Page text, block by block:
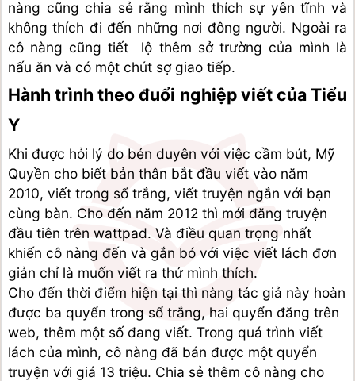
nàng cũng chia sẻ rằng mình thích sự yên tĩnh và
không thích đi đến những nơi đông người. Ngoài ra
cô nàng cũng tiết  lộ thêm sở trường của mình là
nấu ăn và có một chút sợ giao tiếp.
Hành trình theo đuổi nghiệp viết của Tiểu
Y
Khi được hỏi lý do bén duyên với việc cầm bút, Mỹ
Quyền cho biết bản thân bắt đầu viết vào năm
2010, viết trong sổ trắng, viết truyện ngắn với bạn
cùng bàn. Cho đến năm 2012 thì mới đăng truyện
đầu tiên trên wattpad. Và điều quan trọng nhất
khiến cô nàng đến và gắn bó với việc viết lách đơn
giản chỉ là muốn viết ra thứ mình thích.
Cho đến thời điểm hiện tại thì nàng tác giả này hoàn
được ba quyển trong sổ trắng, hai quyển đăng trên
web, thêm một số đang viết. Trong quá trình viết
lách của mình, cô nàng đã bán được một quyển
truyện với giá 13 triệu. Chia sẻ thêm cô nàng cho